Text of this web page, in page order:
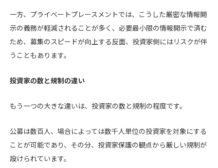
一方、プライベートプレースメントでは、こうした厳密な情報開
示の義務が軽減されることが多く、必要最小限の情報開示で済む
ため、募集のスピードが向上する反面、投資家側にはリスクが伴
うこともあります。
投資家の数と規制の違い
もう一つの大きな違いは、投資家の数と規制の程度です。
公募は数百人、場合によっては数千人単位の投資家を対象にする
ことが可能であり、その分、投資家保護の観点から厳しい規制が
設けられています。